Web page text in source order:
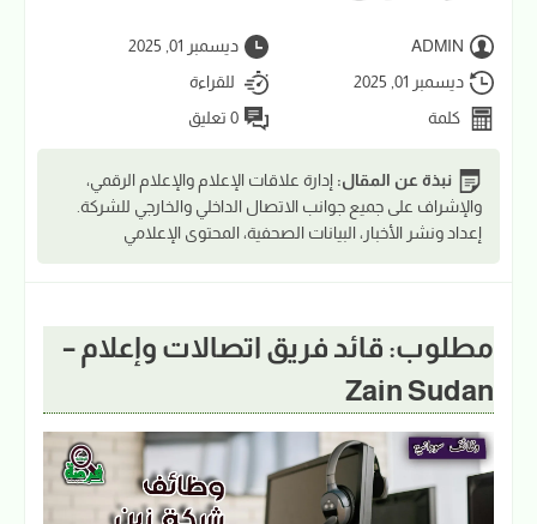
ADMIN
ديسمبر 01, 2025
ديسمبر 01, 2025
للقراءة
كلمة
0 تعليق
نبذة عن المقال: إدارة علاقات الإعلام والإعلام الرقمي،
والإشراف على جميع جوانب الاتصال الداخلي والخارجي للشركة.
إعداد ونشر الأخبار، البيانات الصحفية، المحتوى الإعلامي
مطلوب: قائد فريق اتصالات وإعلام –
Zain Sudan